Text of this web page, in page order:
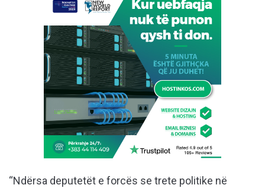
“Ndërsa deputetët e forcës se trete politike në